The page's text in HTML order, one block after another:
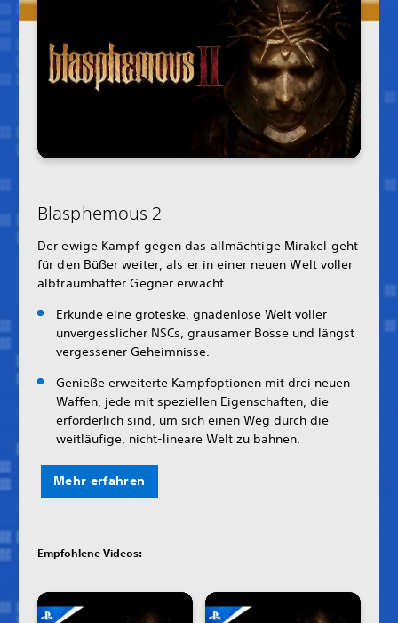
Blasphemous 2
Der ewige Kampf gegen das allmächtige Mirakel geht
für den Büßer weiter, als er in einer neuen Welt voller
albtraumhafter Gegner erwacht.
Erkunde eine groteske, gnadenlose Welt voller
unvergesslicher NSCs, grausamer Bosse und längst
vergessener Geheimnisse.
Genieße erweiterte Kampfoptionen mit drei neuen
Waffen, jede mit speziellen Eigenschaften, die
erforderlich sind, um sich einen Weg durch die
weitläufige, nicht-lineare Welt zu bahnen.
Mehr erfahren
Empfohlene Videos: